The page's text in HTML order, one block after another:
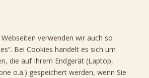
verwenden wir auch so
Bei Cookies handelt es sich um
die auf Ihrem Endgerät (Laptop,
o.ä.) gespeichert werden, wenn Sie